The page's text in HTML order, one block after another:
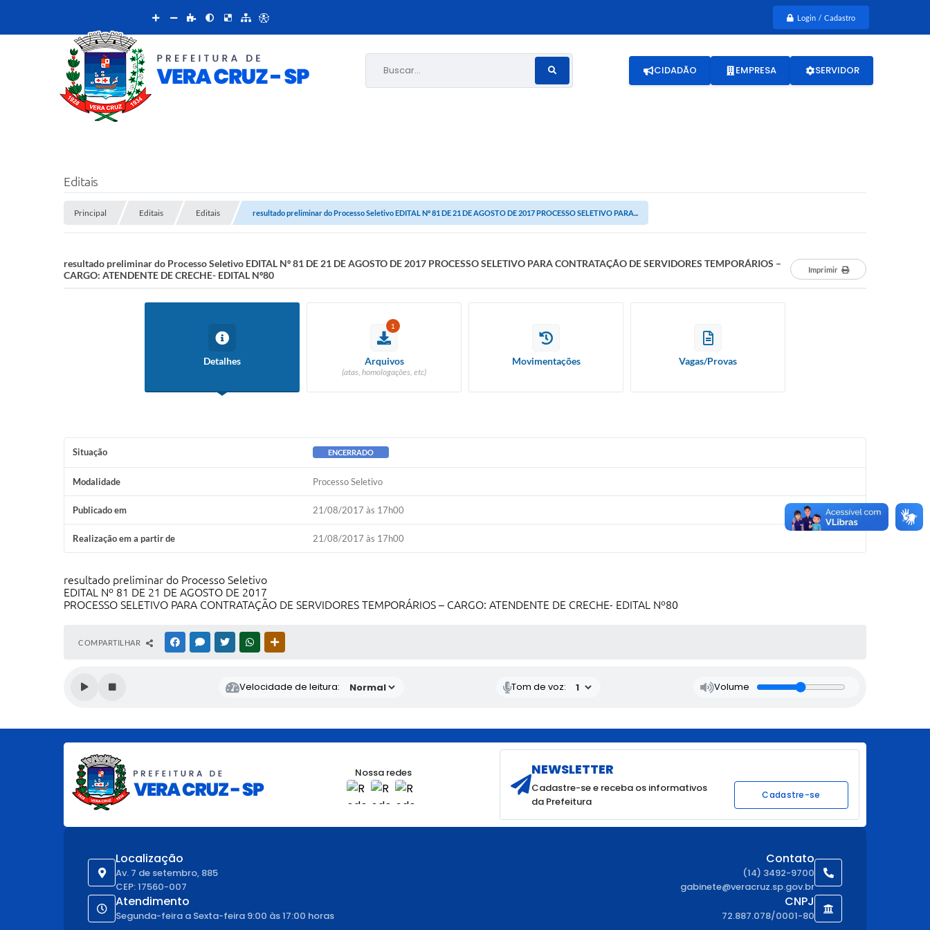
Login / Cadastro
Buscar... CIDADÃO EMPRESA SERVIDOR
Editais
Principal Editais Editais resultado preliminar do Processo Seletivo EDITAL Nº 81 DE 21 DE AGOSTO DE 2017 PROCESSO SELETIVO PARA...
resultado preliminar do Processo Seletivo EDITAL Nº 81 DE 21 DE AGOSTO DE 2017 PROCESSO SELETIVO PARA CONTRATAÇÃO DE SERVIDORES TEMPORÁRIOS –
CARGO: ATENDENTE DE CRECHE- EDITAL Nº80
Imprimir
Detalhes
1
Arquivos
(atas, homologações, etc)
Movimentações Vagas/Provas
Situação ENCERRADO
Modalidade Processo Seletivo
Publicado em 21/08/2017 às 17h00
Realização em a partir de 21/08/2017 às 17h00
resultado preliminar do Processo Seletivo
EDITAL Nº 81 DE 21 DE AGOSTO DE 2017
PROCESSO SELETIVO PARA CONTRATAÇÃO DE SERVIDORES TEMPORÁRIOS – CARGO: ATENDENTE DE CRECHE- EDITAL Nº80
COMPARTILHAR FACEBOOKMESSENGER
TWITTERWHATSAPP
Velocidade de leitura: Tom de voz: Volume
Localização
Av. 7 de setembro, 885
CEP: 17560-007
Contato
(14) 3492-9700
gabinete@veracruz.sp.gov.br
Atendimento
Segunda-feira a Sexta-feira 9:00 às 17:00 horas
CNPJ
72.887.078/0001-80
Nossa redes NEWSLETTER
Cadastre-se e receba os informativos
da Prefeitura
Cadastre-se